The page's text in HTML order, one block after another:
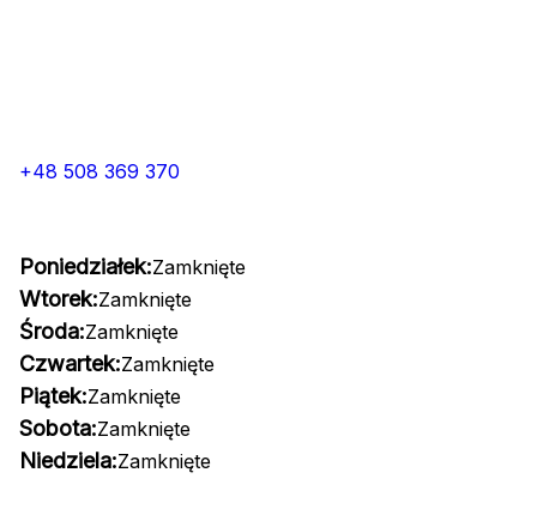
+48 508 369 370
Poniedziałek:Zamknięte
Wtorek:Zamknięte
Środa:Zamknięte
Czwartek:Zamknięte
Piątek:Zamknięte
Sobota:Zamknięte
Niedziela:Zamknięte